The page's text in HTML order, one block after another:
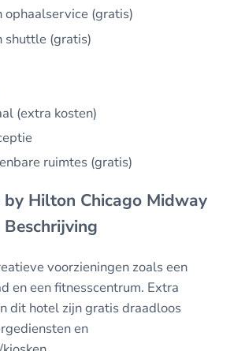
ophaalservice (gratis)
shuttle (gratis)
(extra kosten)
ruimtes (gratis)
by Hilton Chicago Midway
voorzieningen zoals een
en een fitnesscentrum. Extra
dit hotel zijn gratis draadloos
en